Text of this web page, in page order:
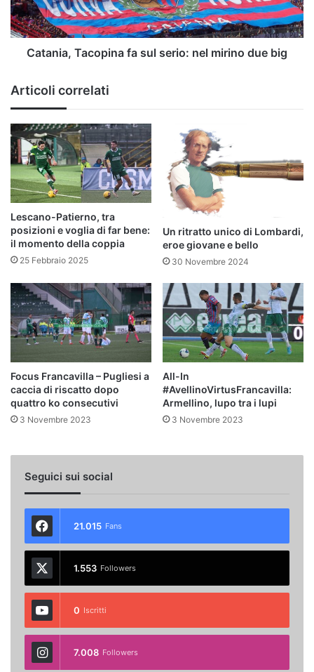
mirino
due
big
Catania, Tacopina fa sul serio: nel mirino due big
Articoli correlati
Lescano-Patierno, tra
posizioni e voglia di far bene:
il momento della coppia
25 Febbraio 2025
Un ritratto unico di Lombardi,
eroe giovane e bello
30 Novembre 2024
Focus Francavilla – Pugliesi a
caccia di riscatto dopo
quattro ko consecutivi
3 Novembre 2023
All-In
#AvellinoVirtusFrancavilla:
Armellino, lupo tra i lupi
3 Novembre 2023
Seguici sui social
21.015 Fans
1.553 Followers
0 Iscritti
7.008 Followers